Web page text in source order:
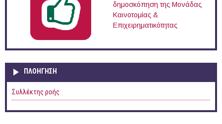
δημοσκόπηση της Μονάδας
Καινοτομίας &
Επιχειρηματικότητας
ΠΛΟΉΓΗΣΗ
Συλλέκτης ροής